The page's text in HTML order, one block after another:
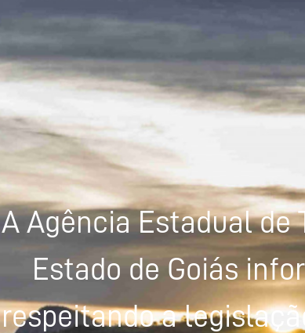
A Agência Estadual de
Estado de Goiás
respeitando a